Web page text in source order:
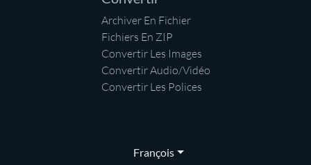
Archiver En Fichier
Fichiers En ZIP
Convertir Les Images
Convertir Audio/Vidéo
Convertir Les Polices
François